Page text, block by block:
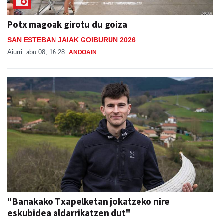
Potx magoak girotu du goiza
SAN ESTEBAN JAIAK GOIBURUN 2026
Aiurri abu 08, 16:28 ANDOAIN
"Banakako Txapelketan jokatzeko nire
eskubidea aldarrikatzen dut"